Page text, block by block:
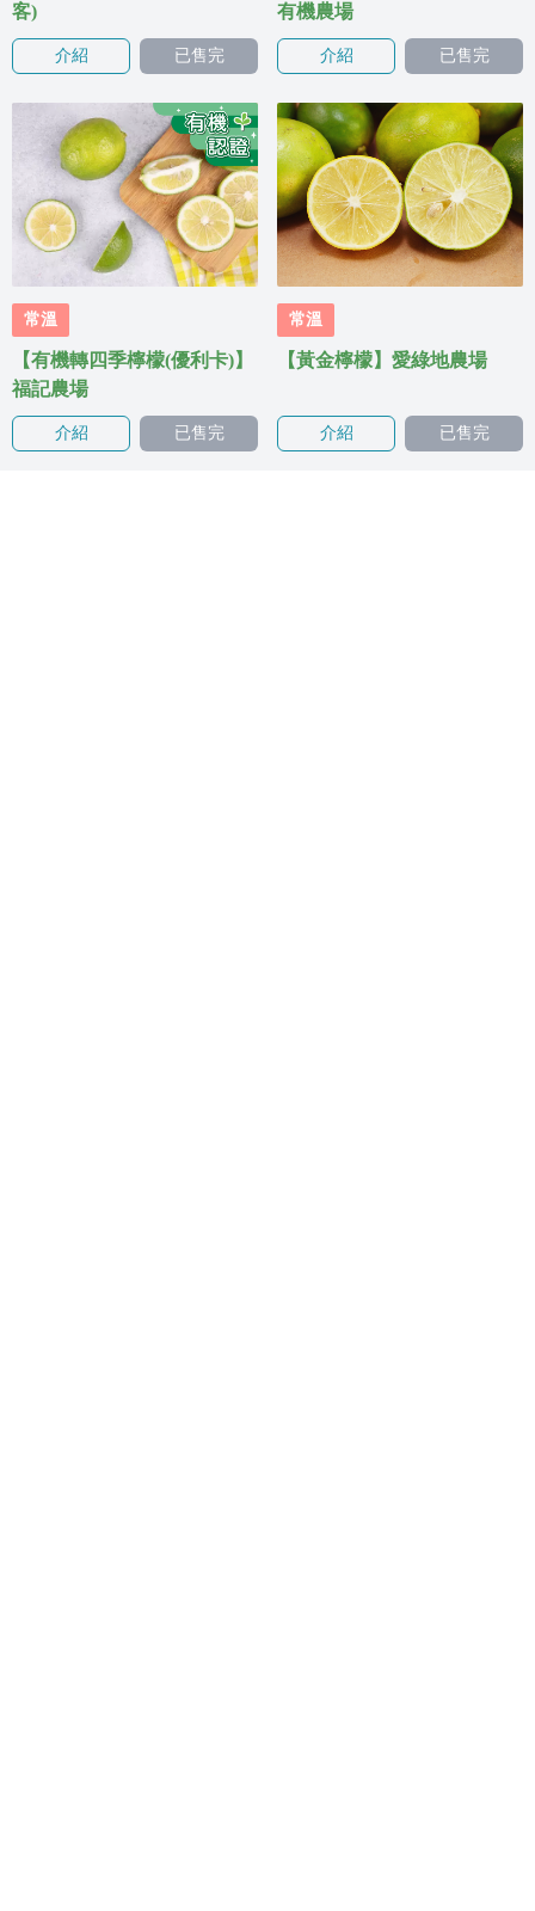
客)
介紹 已售完
有機農場
介紹 已售完
常溫
【有機轉四季檸檬(優利卡)】
福記農場
介紹 已售完
常溫
【黃金檸檬】愛綠地農場
介紹 已售完